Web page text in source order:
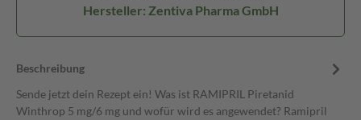
Hersteller: Zentiva Pharma GmbH
Beschreibung
Sende jetzt dein Rezept ein! Was ist RAMIPRIL Piretanid
Winthrop 5 mg/6 mg und wofür wird es angewendet? Ramipril